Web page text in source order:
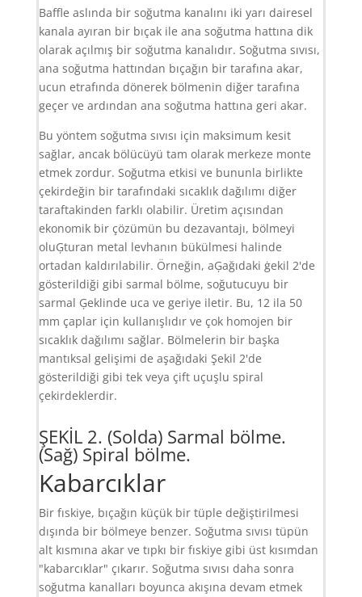
Baffle aslında bir soğutma kanalını iki yarı dairesel
kanala ayıran bir bıçak ile ana soğutma hattına dik
olarak açılmış bir soğutma kanalıdır. Soğutma sıvısı,
ana soğutma hattından bıçağın bir tarafına akar,
ucun etrafında dönerek bölmenin diğer tarafına
geçer ve ardından ana soğutma hattına geri akar.
Bu yöntem soğutma sıvısı için maksimum kesit
sağlar, ancak bölücüyü tam olarak merkeze monte
etmek zordur. Soğutma etkisi ve bununla birlikte
çekirdeğin bir tarafındaki sıcaklık dağılımı diğer
taraftakinden farklı olabilir. Üretim açısından
ekonomik bir çözümün bu dezavantajı, bölmeyi
oluĢturan metal levhanın bükülmesi halinde
ortadan kaldırılabilir. Örneğin, aĢağıdaki ġekil 2'de
gösterildiği gibi sarmal bölme, soğutucuyu bir
sarmal Ģeklinde uca ve geriye iletir. Bu, 12 ila 50
mm çaplar için kullanışlıdır ve çok homojen bir
sıcaklık dağılımı sağlar. Bölmelerin bir başka
mantıksal gelişimi de aşağıdaki Şekil 2'de
gösterildiği gibi tek veya çift uçuşlu spiral
çekirdeklerdir.
ŞEKİL 2. (Solda) Sarmal bölme.
(Sağ) Spiral bölme.
Kabarcıklar
Bir fıskiye, bıçağın küçük bir tüple değiştirilmesi
dışında bir bölmeye benzer. Soğutma sıvısı tüpün
alt kısmına akar ve tıpkı bir fıskiye gibi üst kısımdan
"kabarcıklar" çıkarır. Soğutma sıvısı daha sonra
soğutma kanalları boyunca akışına devam etmek